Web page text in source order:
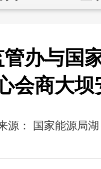
办与国
会商大
源： 国家能源局湖